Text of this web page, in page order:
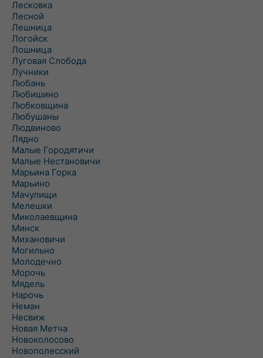
Лесковка
Лесной
Лешница
Логойск
Лошница
Луговая Слобода
Лучники
Любань
Любишино
Любковщина
Любушаны
Людвиново
Лядно
Малые Городятичи
Малые Нестановичи
Марьина Горка
Марьино
Мачулищи
Мелешки
Миколаевщина
Минск
Михановичи
Могильно
Молодечно
Морочь
Мядель
Нарочь
Неман
Несвиж
Новая Метча
Новоколосово
Новополесский